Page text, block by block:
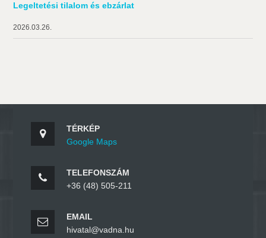
Legeltetési tilalom és ebzárlat
2026.03.26.
TÉRKÉP
Google Maps
TELEFONSZÁM
+36 (48) 505-211
EMAIL
hivatal@vadna.hu